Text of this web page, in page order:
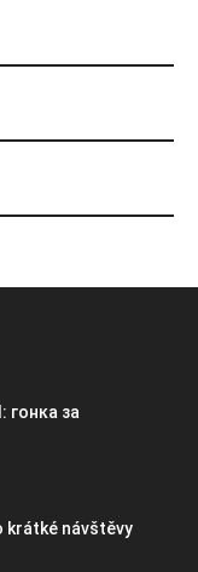
гонка за
krátké návštěvy